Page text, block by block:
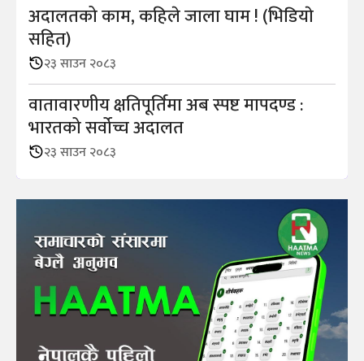
अदालतको काम, कहिले जाला घाम ! (भिडियाे
सहित)
२३ साउन २०८३
वातावारणीय क्षतिपूर्तिमा अब स्पष्ट मापदण्ड :
भारतको सर्वोच्च अदालत
२३ साउन २०८३